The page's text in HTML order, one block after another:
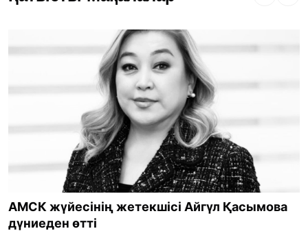
АМСК жүйесінің жетекшісі Айгүл Қасымова
дүниеден өтті